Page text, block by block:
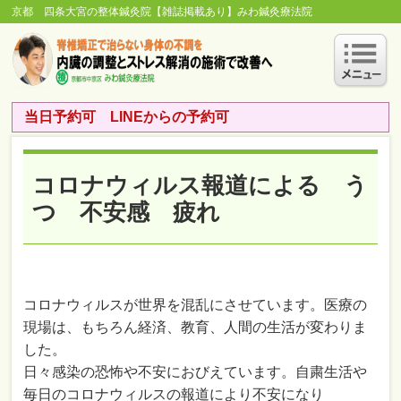
京都 四条大宮の整体鍼灸院【雑誌掲載あり】みわ鍼灸療法院
当日予約可 LINEからの予約可
コロナウィルス報道による う
つ 不安感 疲れ
コロナウィルスが世界を混乱にさせています。医療の
現場は、もちろん経済、教育、人間の生活が変わりま
した。
日々感染の恐怖や不安におびえています。自粛生活や
毎日のコロナウィルスの報道により不安になり